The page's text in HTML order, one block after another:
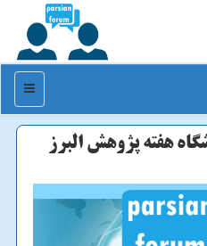
منو
هفته پژوهش البرز